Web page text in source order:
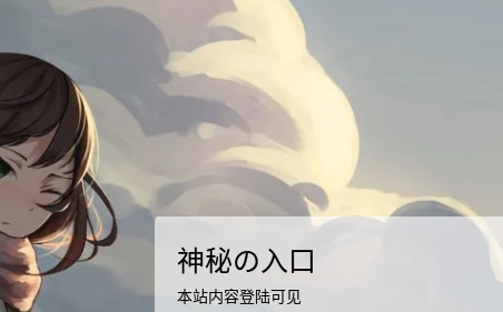
神秘の入口
本站内容登陆可见